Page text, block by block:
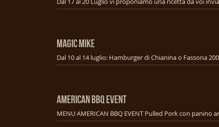
MAGIC MIKE
AMERICAN BBQ EVENT